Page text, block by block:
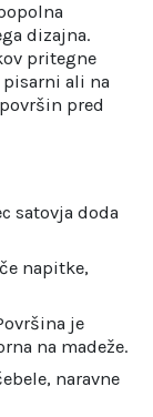
dizajna.
pritegne
ali na
pred
satovja doda
napitke,
je
na madeže.
naravne